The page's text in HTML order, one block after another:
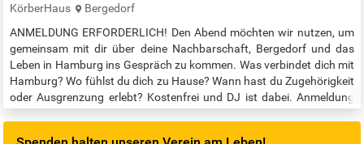
KörberHaus
Bergedorf
ANMELDUNG ERFORDERLICH! Den Abend möchten wir nutzen, um
gemeinsam mit dir über deine Nachbarschaft, Bergedorf und das
Leben in Hamburg ins Gespräch zu kommen. Was verbindet dich mit
Hamburg? Wo fühlst du dich zu Hause? Wann hast du Zugehörigkeit
oder Ausgrenzung erlebt? Kostenfrei und DJ ist dabei. Anmeldung